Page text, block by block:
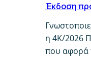
Έκδοση
η 4Κ/2026
που αφορά